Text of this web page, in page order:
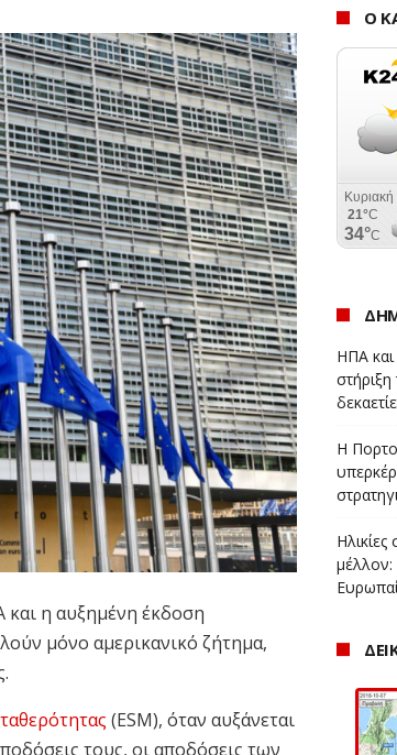
η αυξημένη έκδοση
μόνο αμερικανικό ζήτημα,
(ESM), όταν αυξάνεται
τους, οι αποδόσεις των
Ο
ΗΠΑ και
Η
μέλλον: